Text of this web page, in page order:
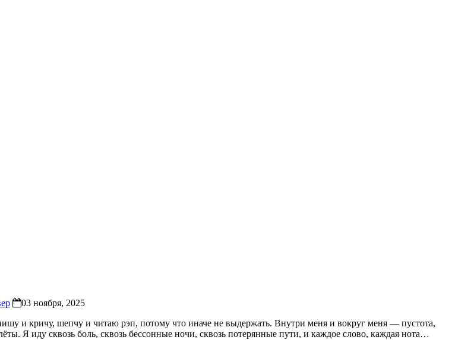
03 ноября, 2025
и кричу, шепчу и читаю рэп, потому что иначе не выдержать. Внутри меня и вокруг меня — пустота,
Я иду сквозь боль, сквозь бессонные ночи, сквозь потерянные пути, и каждое слово, каждая нота…